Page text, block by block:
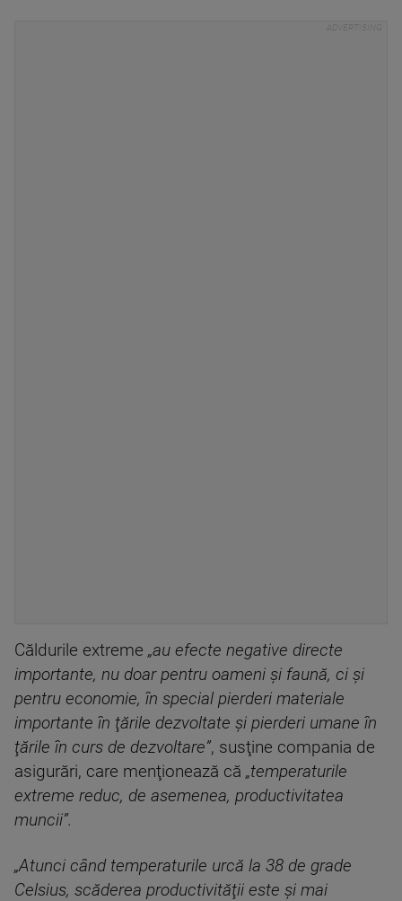
Căldurile extreme „au efecte negative directe
importante, nu doar pentru oameni şi faună, ci şi
pentru economie, în special pierderi materiale
importante în ţările dezvoltate şi pierderi umane în
ţările în curs de dezvoltare”, susţine compania de
asigurări, care menţionează că „temperaturile
extreme reduc, de asemenea, productivitatea
muncii”.
„Atunci când temperaturile urcă la 38 de grade
Celsius, scăderea productivităţii este şi mai